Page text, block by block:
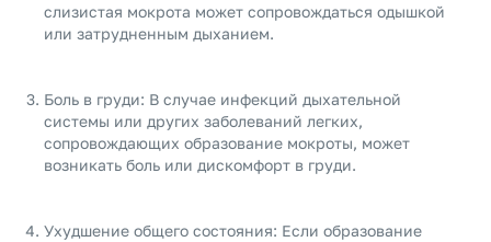
слизистая мокрота может сопровождаться одышкой
или затрудненным дыханием.
Боль в груди: В случае инфекций дыхательной
системы или других заболеваний легких,
сопровождающих образование мокроты, может
возникать боль или дискомфорт в груди.
Ухудшение общего состояния: Если образование